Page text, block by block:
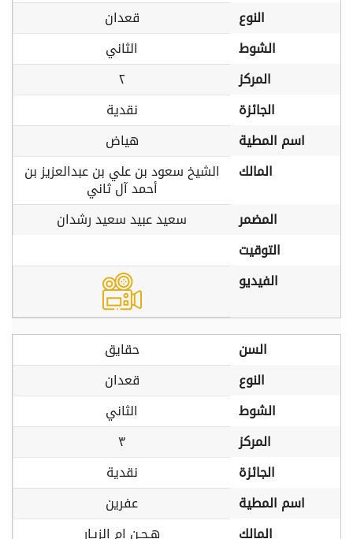
النوع
قعدان
الشوط
الثاني
المركز
٢
الجائزة
نقدية
اسم المطية
هياض
المالك
الشيخ سعود بن علي بن عبدالعزيز بن
أحمد آل ثاني
المضمر
سعيد عبيد سعيد رشدان
التوقيت
الفيديو
السن
حقايق
النوع
قعدان
الشوط
الثاني
المركز
٣
الجائزة
نقدية
اسم المطية
عفرين
المالك
هـجـن ام الزبـار